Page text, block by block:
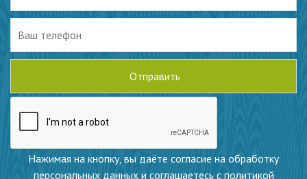
Нажимая на кнопку, вы даёте согласие на обработку
персональных данных и соглашаетесь с политикой